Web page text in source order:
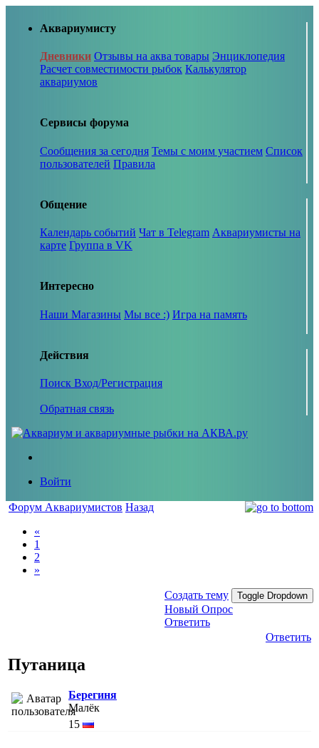
Аквариумисту
Дневники Отзывы на аква товары Энциклопедия
Расчет совместимости рыбок Калькулятор
аквариумов
Сервисы форума
Сообщения за сегодня Темы с моим участием Список
пользователей Правила
Общение
Календарь событий Чат в Telegram Аквариумисты на
карте Группа в VK
Интересно
Наши Магазины Мы все :) Игра на память
Действия
Поиск Вход/Регистрация
Обратная связь
Войти
Форум Аквариумистов Назад
«
1
2
»
Создать тему Toggle Dropdown
Новый Опрос
Ответить
Ответить
Путаница
Берегиня
Малёк
15